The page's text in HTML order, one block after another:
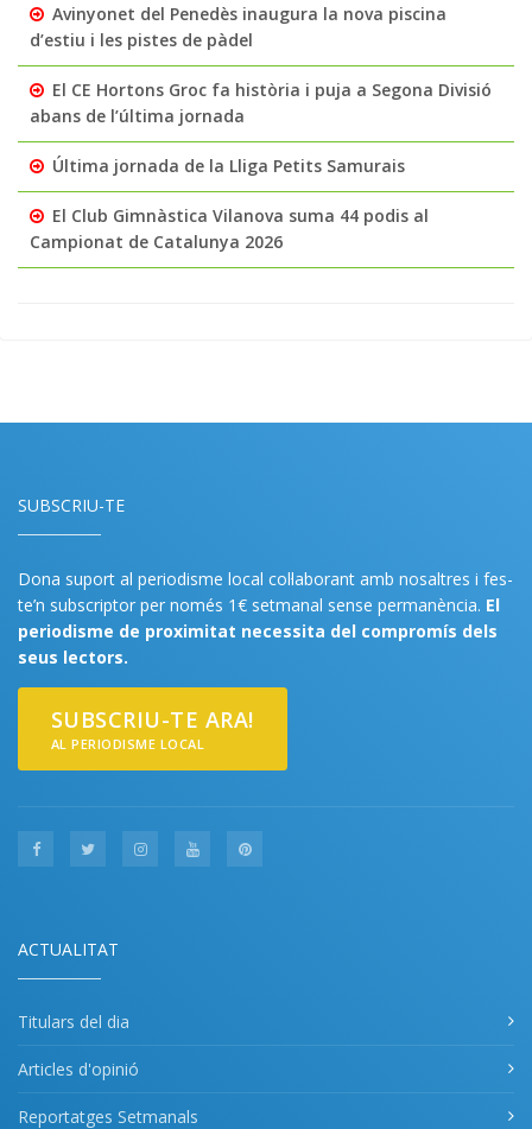
Avinyonet del Penedès inaugura la nova piscina
d’estiu i les pistes de pàdel
El CE Hortons Groc fa història i puja a Segona Divisió
abans de l’última jornada
Última jornada de la Lliga Petits Samurais
El Club Gimnàstica Vilanova suma 44 podis al
Campionat de Catalunya 2026
SUBSCRIU-TE
Dona suport al periodisme local col·laborant amb nosaltres i fes-
te’n subscriptor per només 1€ setmanal sense permanència. El
periodisme de proximitat necessita del compromís dels
seus lectors.
SUBSCRIU-TE ARA!
AL PERIODISME LOCAL
ACTUALITAT
Titulars del dia
Articles d'opinió
Reportatges Setmanals